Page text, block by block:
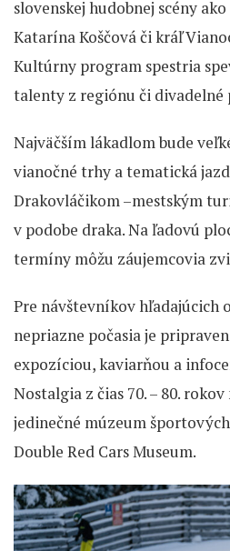
slovenskej hudobnej scény
Katarína Koščová či kráľ
Kultúrny program spestria
talenty z regiónu či divadelné
Najväčším lákadlom bude
vianočné trhy a tematická
Drakovláčikom –mestským
v podobe draka. Na ľadovú
termíny môžu záujemcovia
Pre návštevníkov hľadajúcich
nepriazne počasia je
expozíciou, kaviarňou a
Nostalgia z čias 70. – 80.
jedinečné múzeum
Double Red Cars Museum.